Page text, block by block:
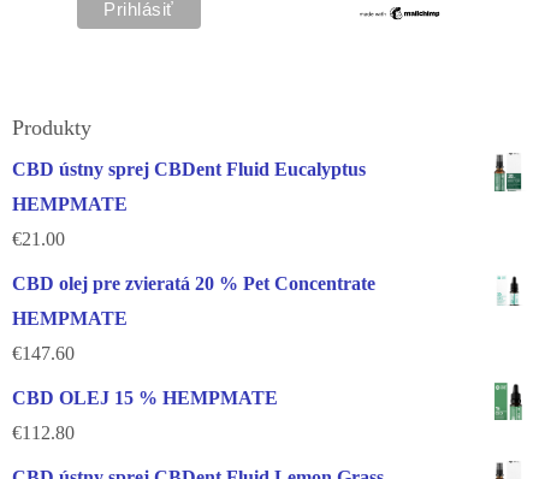
Produkty
CBD ústny sprej CBDent Fluid Eucalyptus
HEMPMATE
€21.00
CBD olej pre zvieratá 20 % Pet Concentrate
HEMPMATE
€147.60
CBD OLEJ 15 % HEMPMATE
€112.80